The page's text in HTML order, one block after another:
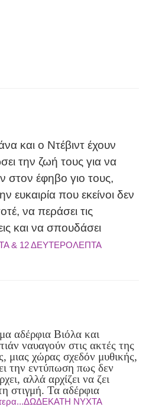
και ο Ντέβιντ έχουν
την ζωή τους για να
στον έφηβο γιο τους,
ευκαιρία που εκείνοι δεν
να περάσει τις
και να σπουδάσει
& 12 ΔΕΥΤΕΡΟΛΕΠΤΑ
αδέρφια Βιόλα και
ναυαγούν στις ακτές της
μιας χώρας σχεδόν μυθικής,
την εντύπωση πως δεν
αλλά αρχίζει να ζει
στιγμή. Τα αδέρφια
ΝΥΧΤΑ